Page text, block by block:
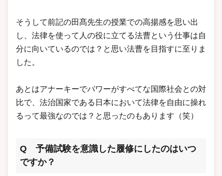
そうして前記の田髙先生の授業での高揚感を思い出
し、法律を使って人の役に立てる法曹という仕事は自
分に向いているのでは？と思い法曹を目指すに至りま
した。
あとはアナーキーでパワーがすべてな国際社会との対
比で、法治国家である日本において法律を自由に操れ
るって最強なのでは？と思ったのもあります（笑）
Q 予備試験を意識した履修にしたのはいつ
ですか？